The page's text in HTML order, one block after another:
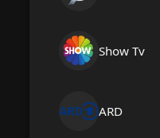
Show Tv
ARD